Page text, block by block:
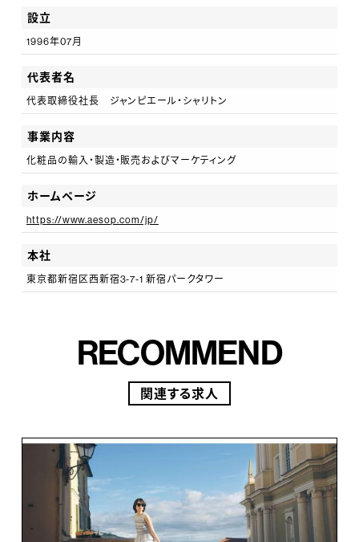
やりがいを感じられます。
▼イソップで成長するために必要ことは？
Aesopのスタッフは前職が料理やインテリア関係など
様々な職種の方がいて、年齢や入社時期に関係なく互い
にアドバイスし合える「切磋琢磨」という言葉がぴったり
な環境です。店舗設計やキャンペーンごとのディスプレイ
からもインスピレーションを受けることができ、毎日刺激
に溢れています。良い部分に目を向けられる「しなやか
さ」、自分の特徴を活かした「自分らしさ」が大事だと思
います。
設立
1996年07月
代表者名
代表取締役社長 ジャンピエール・シャリトン
事業内容
化粧品の輸入・製造・販売およびマーケティング
ホームページ
https://www.aesop.com/jp/
本社
東京都新宿区西新宿3-7-1 新宿パークタワー
RECOMMEND
関連する求人